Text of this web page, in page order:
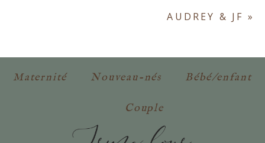
jamais publié ou partagé.
AUDREY & JF »
Maternité Nouveau-nés Bébé/enfant
Couple